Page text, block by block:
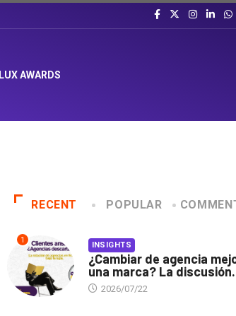
LUX AWARDS
RECENT POPULAR
1 INSIGHTS
¿Cambiar de agencia
una marca? La
2026/07/22